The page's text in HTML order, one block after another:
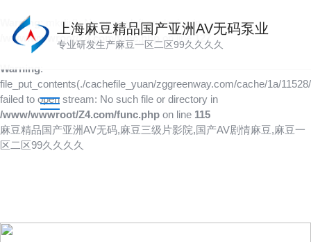
Warning: mkdir(): No space left on device in
/www/wwwroot/Z4.com/func.php
on line 127
Warning:
file_put_contents(./cachefile_yuan/zggreenway.com/cache/1a/
failed to open stream: No such file or directory in
/www/wwwroot/Z4.com/func.php on line 115
麻豆精品国产亚洲AV无码,麻豆三级片影院,国产AV剧情麻豆,麻豆一
区二区99久久久久
上海麻豆精品国产亚洲AV无码泵业
专业研发生产麻豆一区二区99久久久久